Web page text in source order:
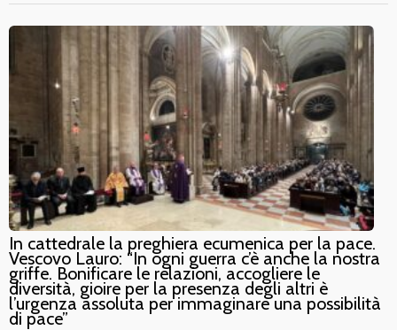
In cattedrale la preghiera ecumenica per la pace.
Vescovo Lauro: “In ogni guerra c’è anche la nostra
griffe. Bonificare le relazioni, accogliere le
diversità, gioire per la presenza degli altri è
l’urgenza assoluta per immaginare una possibilità
di pace”